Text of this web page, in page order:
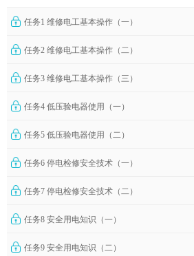
任务1 维修电工基本操作（一）
任务2 维修电工基本操作（二）
任务3 维修电工基本操作（三）
任务4 低压验电器使用（一）
任务5 低压验电器使用（二）
任务6 停电检修安全技术（一）
任务7 停电检修安全技术（二）
任务8 安全用电知识（一）
任务9 安全用电知识（二）